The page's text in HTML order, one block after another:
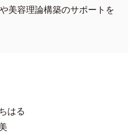
美容理論構築のサポートを
はる